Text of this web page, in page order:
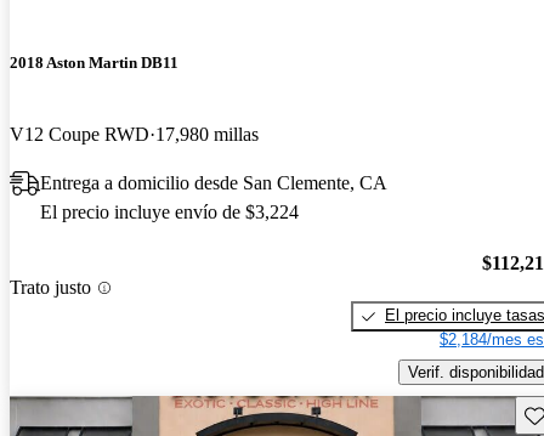
2018 Aston Martin DB11
V12 Coupe RWD 17,980 millas
Entrega a domicilio desde San Clemente, CA
El precio incluye envío de $3,224
Trato justo
El precio incluye tasas
$2,184/mes
Verif. disponibilidad